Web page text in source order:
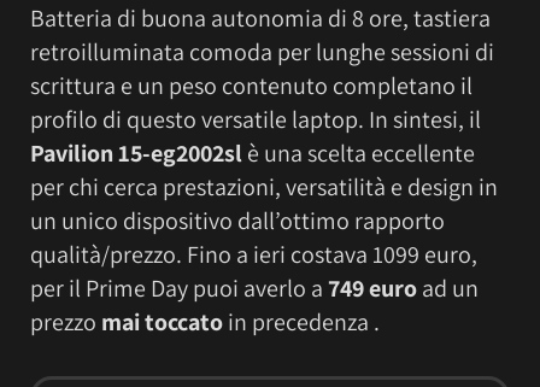
Batteria di buona autonomia di 8 ore, tastiera
retroilluminata comoda per lunghe sessioni di
scrittura e un peso contenuto completano il
profilo di questo versatile laptop. In sintesi, il
Pavilion 15-eg2002slè una scelta eccellente
per chi cerca prestazioni, versatilità e design in
un unico dispositivo dall’ottimo rapporto
qualità/prezzo. Fino a ieri costava 1099 euro,
per il Prime Day puoi averlo a749 euroad un
prezzo mai toccatoin precedenza .